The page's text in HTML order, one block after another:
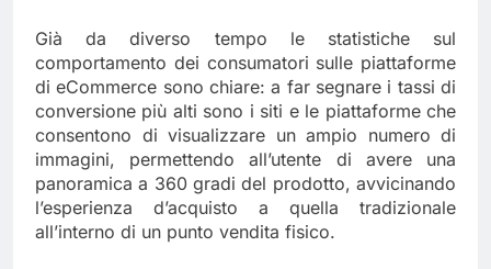
Già da diverso tempo le statistiche sul
comportamento dei consumatori sulle piattaforme
di eCommerce sono chiare: a far segnare i tassi di
conversione più alti sono i siti e le piattaforme che
consentono di visualizzare un ampio numero di
immagini, permettendo all’utente di avere una
panoramica a 360 gradi del prodotto, avvicinando
l’esperienza d’acquisto a quella tradizionale
all’interno di un punto vendita fisico.